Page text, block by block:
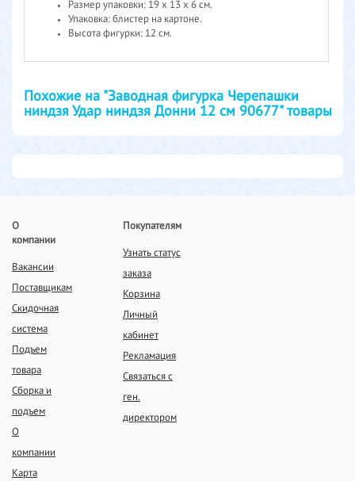
Размер упаковки: 19 х 13 х 6 см.
Упаковка: блистер на картоне.
Высота фигурки: 12 см.
Похожие на "Заводная фигурка Черепашки
ниндзя Удар ниндзя Донни 12 см 90677" товары
О
компании
Вакансии
Поставщикам
Скидочная
система
Подъем
товара
Сборка и
подъем
О
компании
Карта
Покупателям
Узнать статус
заказа
Корзина
Личный
кабинет
Рекламация
Связаться с
ген.
директором